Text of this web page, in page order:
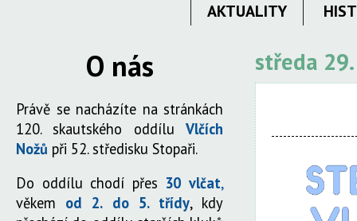
AKTUALITY
středa
O nás
Právě se nacházíte na stránkách
120. skautského oddílu Vlčích
Nožů při 52. středisku Stopaři.
Do oddílu chodí přes 30 vlčat,
věkem od 2. do 5. třídy, kdy